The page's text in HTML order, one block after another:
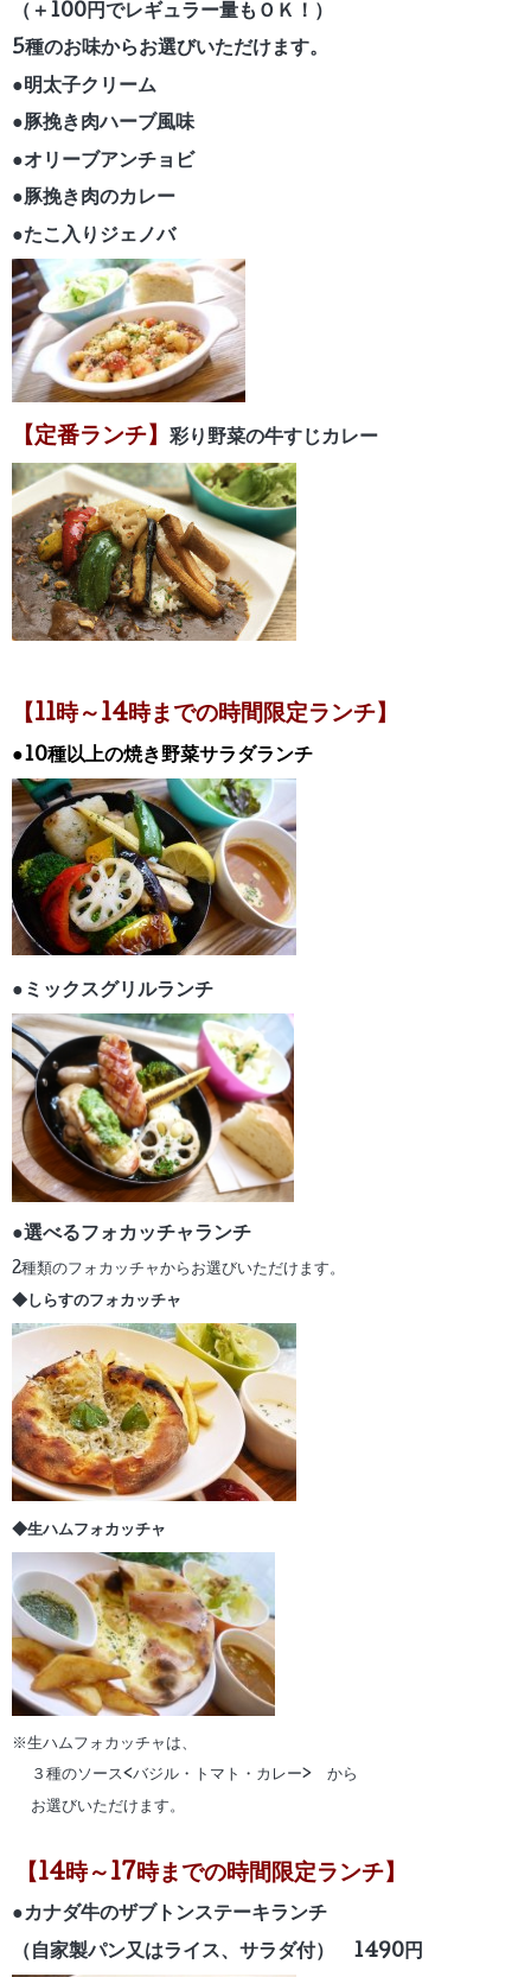
（＋100円でレギュラー量もＯＫ！）
5種のお味からお選びいただけます。
●明太子クリーム
●豚挽き肉ハーブ風味
●オリーブアンチョビ
●豚挽き肉のカレー
●たこ入りジェノバ
【定番ランチ】 彩り野菜の牛すじカレー
【11時～14時までの時間限定ランチ】
●10種以上の焼き野菜サラダランチ
●ミックスグリルランチ
●選べるフォカッチャランチ
2種類のフォカッチャからお選びいただけます。
◆しらすのフォカッチャ
◆生ハムフォカッチャ
※生ハムフォカッチャは、
３種のソース<バジル・トマト・カレー> から
お選びいただけます。
【14時～17時までの時間限定ランチ】
●カナダ牛のザブトンステーキランチ
（自家製パン又はライス、サラダ付） 1490円